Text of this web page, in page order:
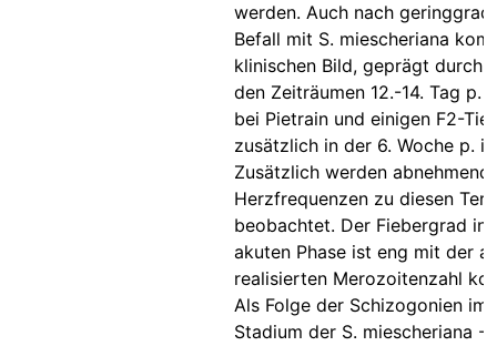
werden. Auch nach
Befall mit S. miescheriana
klinischen Bild, geprägt durch
den Zeiträumen 12.-14. Tag p.
bei Pietrain und einigen F2-
zusätzlich in der 6. Woche p. i..
Zusätzlich werden
Herzfrequenzen zu diesen
beobachtet. Der Fiebergrad in
akuten Phase ist eng mit der
realisierten Merozoitenzahl
Als Folge der Schizogonien im
Stadium der S. miescheriana -